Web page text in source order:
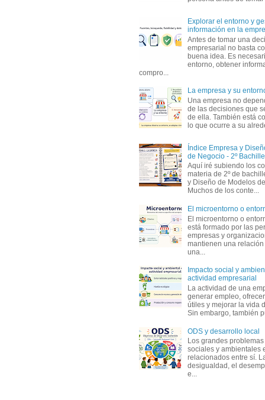
Explorar el entorno y
información en la
Antes de tomar una
empresarial no basta
buena idea. Es
entorno, obtener
compro...
La empresa y su
Una empresa no
de las decisiones que
de ella. También está
lo que ocurre a su
Índice Empresa y
de Negocio - 2º
Aquí iré subiendo los
materia de 2º de
y Diseño de Modelos
Muchos de los conte...
El microentorno o
El microentorno o
está formado por las
empresas y
mantienen una
una...
Impacto social y
actividad empresarial
La actividad de una
generar empleo,
útiles y mejorar la vida
Sin embargo, también
ODS y desarrollo local
Los grandes
sociales y ambientales
relacionados entre sí.
desigualdad, el
e...